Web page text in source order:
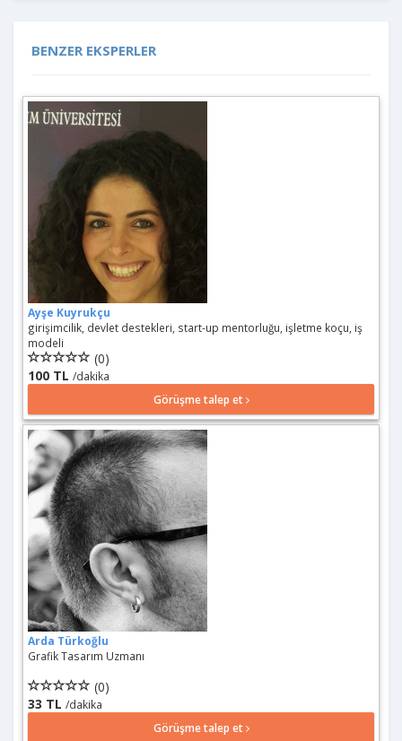
BENZER EKSPERLER
Ayşe Kuyrukçu
girişimcilik, devlet destekleri, start-up mentorluğu, işletme koçu, iş
modeli
(0)
100 TL /dakika
Görüşme talep et
Arda Türkoğlu
Grafik Tasarım Uzmanı
(0)
33 TL /dakika
Görüşme talep et